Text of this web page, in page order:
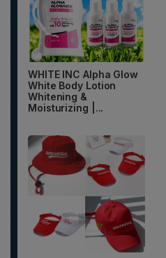
WHITE INC Alpha Glow
White Body Lotion
Whitening &
Moisturizing |...